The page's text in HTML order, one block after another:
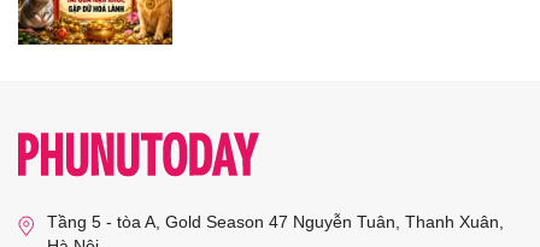
Tầng 5 - tòa A, Gold Season 47 Nguyễn Tuân, Thanh Xuân,